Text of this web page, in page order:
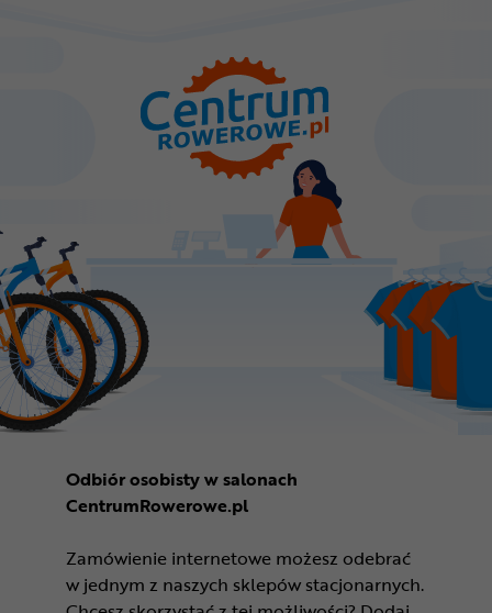
Odbiór osobisty w salonach
CentrumRowerowe.pl
Zamówienie internetowe możesz odebrać
w jednym z naszych sklepów stacjonarnych.